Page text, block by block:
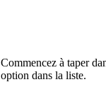
Commencez à taper
option dans la liste.